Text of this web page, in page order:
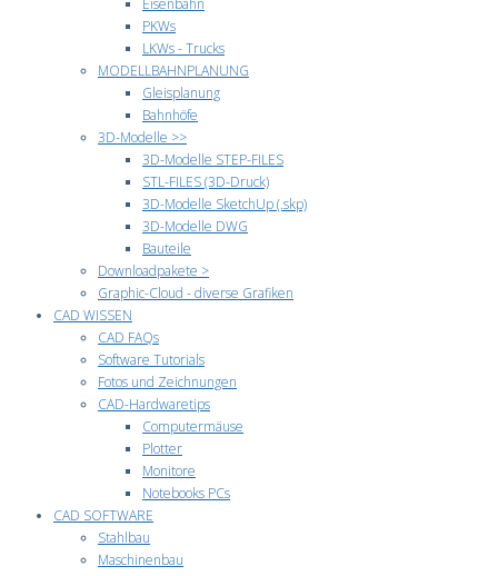
PKWs
LKWs - Trucks
MODELLBAHNPLANUNG
Gleisplanung
Bahnhöfe
3D-Modelle >>
3D-Modelle STEP-FILES
STL-FILES (3D-Druck)
3D-Modelle SketchUp (.skp)
3D-Modelle DWG
Bauteile
Downloadpakete >
Graphic-Cloud - diverse Grafiken
CAD WISSEN
CAD FAQs
Software Tutorials
Fotos und Zeichnungen
CAD-Hardwaretips
Computermäuse
Plotter
Monitore
Notebooks PCs
CAD SOFTWARE
Stahlbau
Maschinenbau